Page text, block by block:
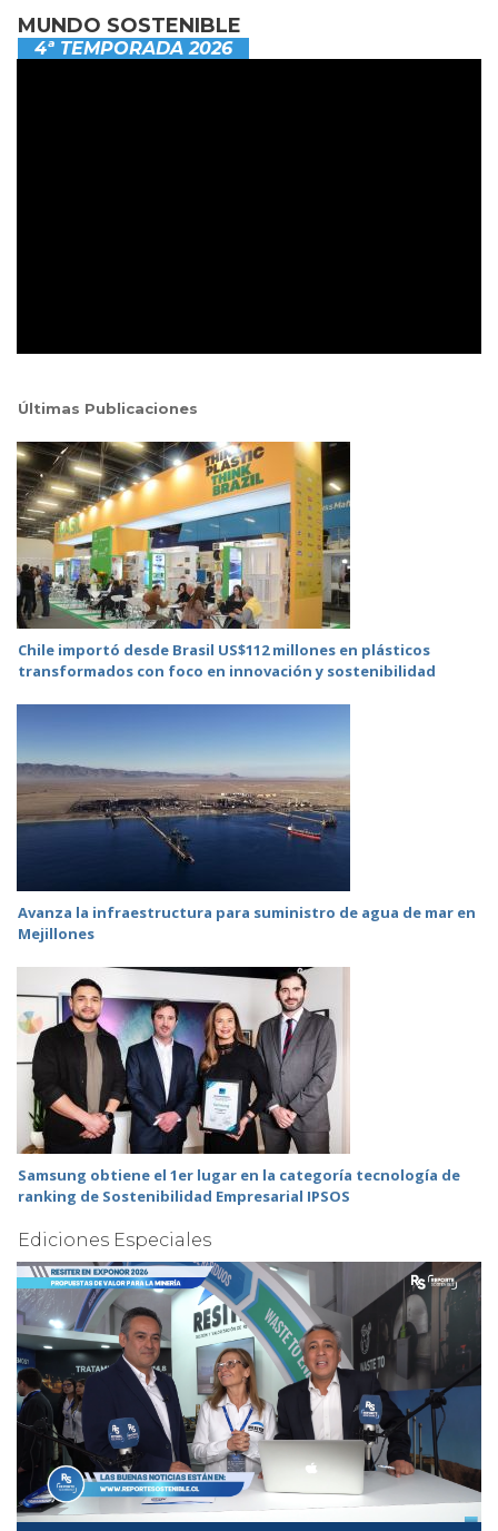
MUNDO SOSTENIBLE
4ª TEMPORADA 2026
Últimas Publicaciones
Chile importó desde Brasil US$112 millones en plásticos
transformados con foco en innovación y sostenibilidad
Avanza la infraestructura para suministro de agua de mar en
Mejillones
Samsung obtiene el 1er lugar en la categoría tecnología de
ranking de Sostenibilidad Empresarial IPSOS
Ediciones Especiales